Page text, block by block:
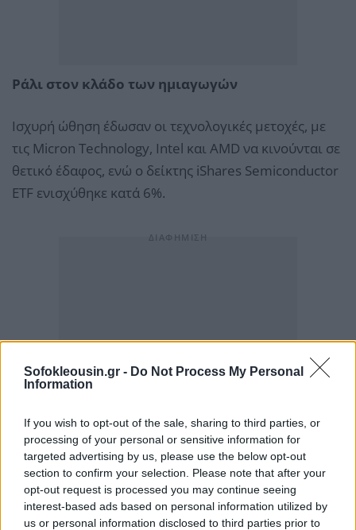
Sofokleousin.gr - Do Not Process My Personal
Information
If you wish to opt-out of the sale, sharing to third parties, or
processing of your personal or sensitive information for
targeted advertising by us, please use the below opt-out
section to confirm your selection. Please note that after your
opt-out request is processed you may continue seeing
interest-based ads based on personal information utilized by
us or personal information disclosed to third parties prior to
Ράλι στον κλάδο των ημιαγωγών
Ισχυρή ώθηση έδωσαν οι τεχνολογικές μετοχές, με
τις Micron Technology, Intel και AMD να κινούνται σε
θετικό έδαφος, ενώ ο δείκτης iShares Semiconductor
ETF ενισχύθηκε κατά 6%.